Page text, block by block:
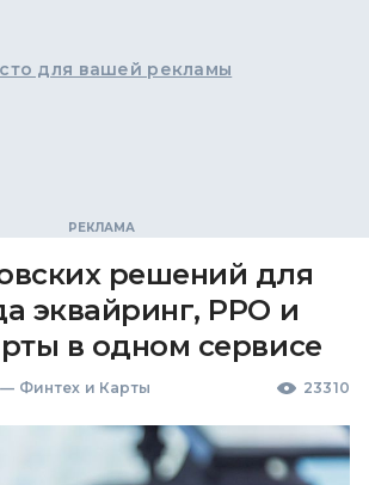
для вашей рекламы
решений для
эквайринг, РРО и
в одном сервисе
— Финтех и Карты 23310